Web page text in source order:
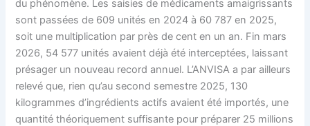
du phénomène. Les saisies de médicaments amaigrissants
sont passées de 609 unités en 2024 à 60 787 en 2025,
soit une multiplication par près de cent en un an. Fin mars
2026, 54 577 unités avaient déjà été interceptées, laissant
présager un nouveau record annuel. L’ANVISA a par ailleurs
relevé que, rien qu’au second semestre 2025, 130
kilogrammes d’ingrédients actifs avaient été importés, une
quantité théoriquement suffisante pour préparer 25 millions